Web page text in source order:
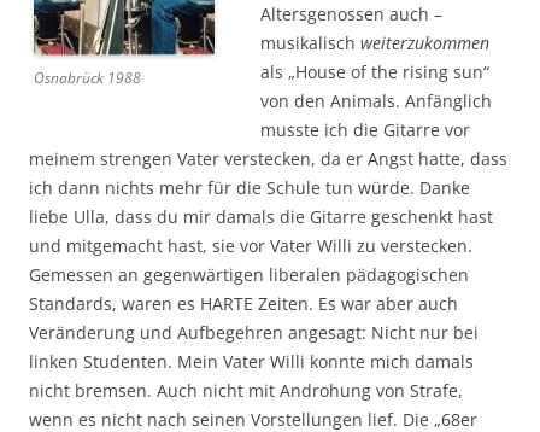
Osnabrück 1988
Altersgenossen auch –
musikalisch weiterzukommen
als „House of the rising sun“
von den Animals. Anfänglich
musste ich die Gitarre vor
meinem strengen Vater verstecken, da er Angst hatte, dass
ich dann nichts mehr für die Schule tun würde. Danke
liebe Ulla, dass du mir damals die Gitarre geschenkt hast
und mitgemacht hast, sie vor Vater Willi zu verstecken.
Gemessen an gegenwärtigen liberalen pädagogischen
Standards, waren es HARTE Zeiten. Es war aber auch
Veränderung und Aufbegehren angesagt: Nicht nur bei
linken Studenten. Mein Vater Willi konnte mich damals
nicht bremsen. Auch nicht mit Androhung von Strafe,
wenn es nicht nach seinen Vorstellungen lief. Die „68er